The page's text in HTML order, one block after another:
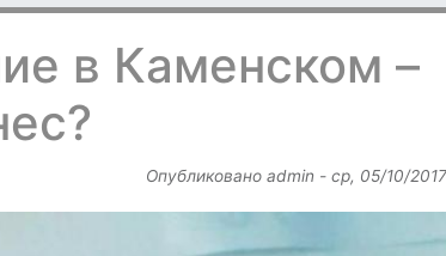
в Каменском –
Опубликовано admin - ср, 05/10/